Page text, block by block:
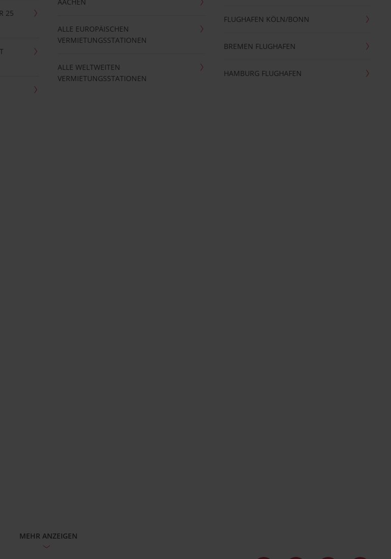
25
ALLE EUROPÄISCHEN
VERMIETUNGSSTATIONEN
ALLE WELTWEITEN
VERMIETUNGSSTATIONEN
FLUGHAFEN KÖLN/BONN
BREMEN FLUGHAFEN
HAMBURG FLUGHAFEN
MEHR ANZEIGEN